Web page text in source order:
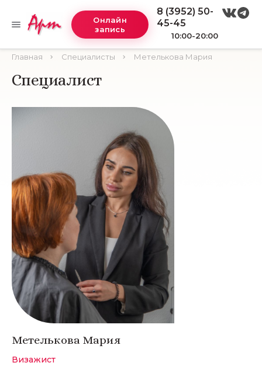
Онлайн
запись
8 (3952) 50-
45-45
10:00-20:00
Главная Специалисты Метелькова Мария
Специалист
Метелькова Мария
Визажист